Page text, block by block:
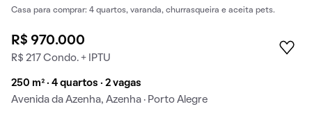
Casa para comprar: 4 quartos, varanda, churrasqueira e aceita pets.
R$ 970.000
R$ 217 Condo. + IPTU
250 m² · 4 quartos · 2 vagas
Avenida da Azenha, Azenha · Porto Alegre